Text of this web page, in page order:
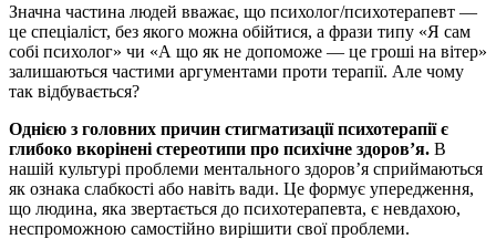
Значна частина людей вважає, що психолог/психотерапевт —
це спеціаліст, без якого можна обійтися, а фрази типу «Я сам
собі психолог» чи «А що як не допоможе — це гроші на вітер»
залишаються частими аргументами проти терапії. Але чому
так відбувається?
Однією з головних причин стигматизації психотерапії є
глибоко вкорінені стереотипи про психічне здоров’я. В
нашій культурі проблеми ментального здоров’я сприймаються
як ознака слабкості або навіть вади. Це формує упередження,
що людина, яка звертається до психотерапевта, є невдахою,
неспроможною самостійно вирішити свої проблеми.